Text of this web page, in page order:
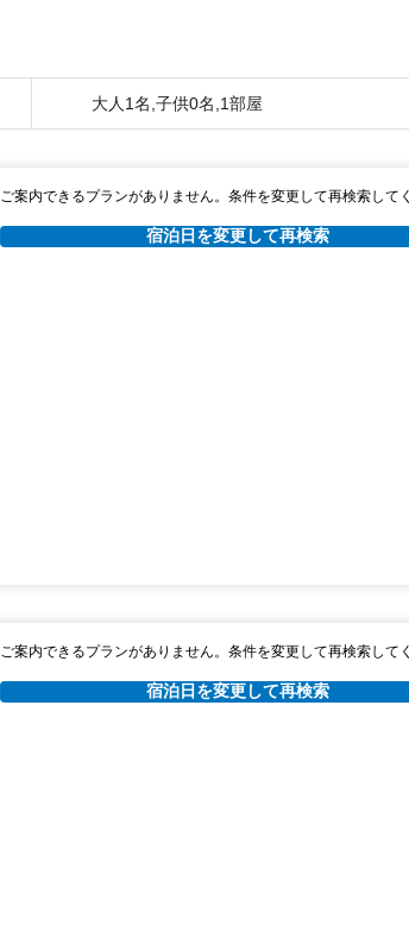
大人1名,子供0名,1部屋
ご案内できるプランがありません。条件を変更して再検索して
宿泊日を変更して再検索
ご案内できるプランがありません。条件を変更して再検索して
宿泊日を変更して再検索